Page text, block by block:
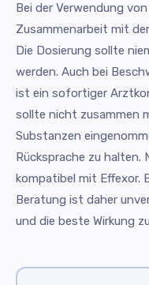
Bei der Verwendung
Zusammenarbeit mit
Die Dosierung sollte
werden. Auch bei
ist ein sofortiger
sollte nicht zusammen
Substanzen
Rücksprache zu halten.
kompatibel mit Effexor.
Beratung ist daher
und die beste Wirkung